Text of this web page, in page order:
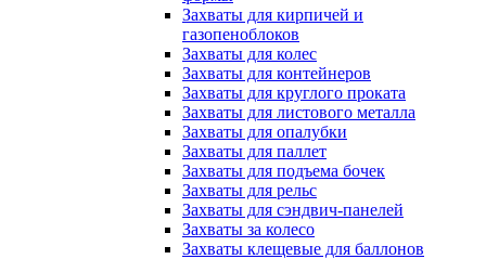
Захваты для кирпичей и
газопеноблоков
Захваты для колес
Захваты для контейнеров
Захваты для круглого проката
Захваты для листового металла
Захваты для опалубки
Захваты для паллет
Захваты для подъема бочек
Захваты для рельс
Захваты для сэндвич-панелей
Захваты за колесо
Захваты клещевые для баллонов